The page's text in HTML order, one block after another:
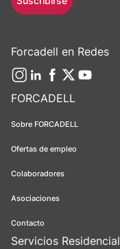
FORCADELL
Sobre FORCADELL
Ofertas de empleo
Colaboradores
Asociaciones
Contacto
Servicios Residencial
Forcadell en Redes